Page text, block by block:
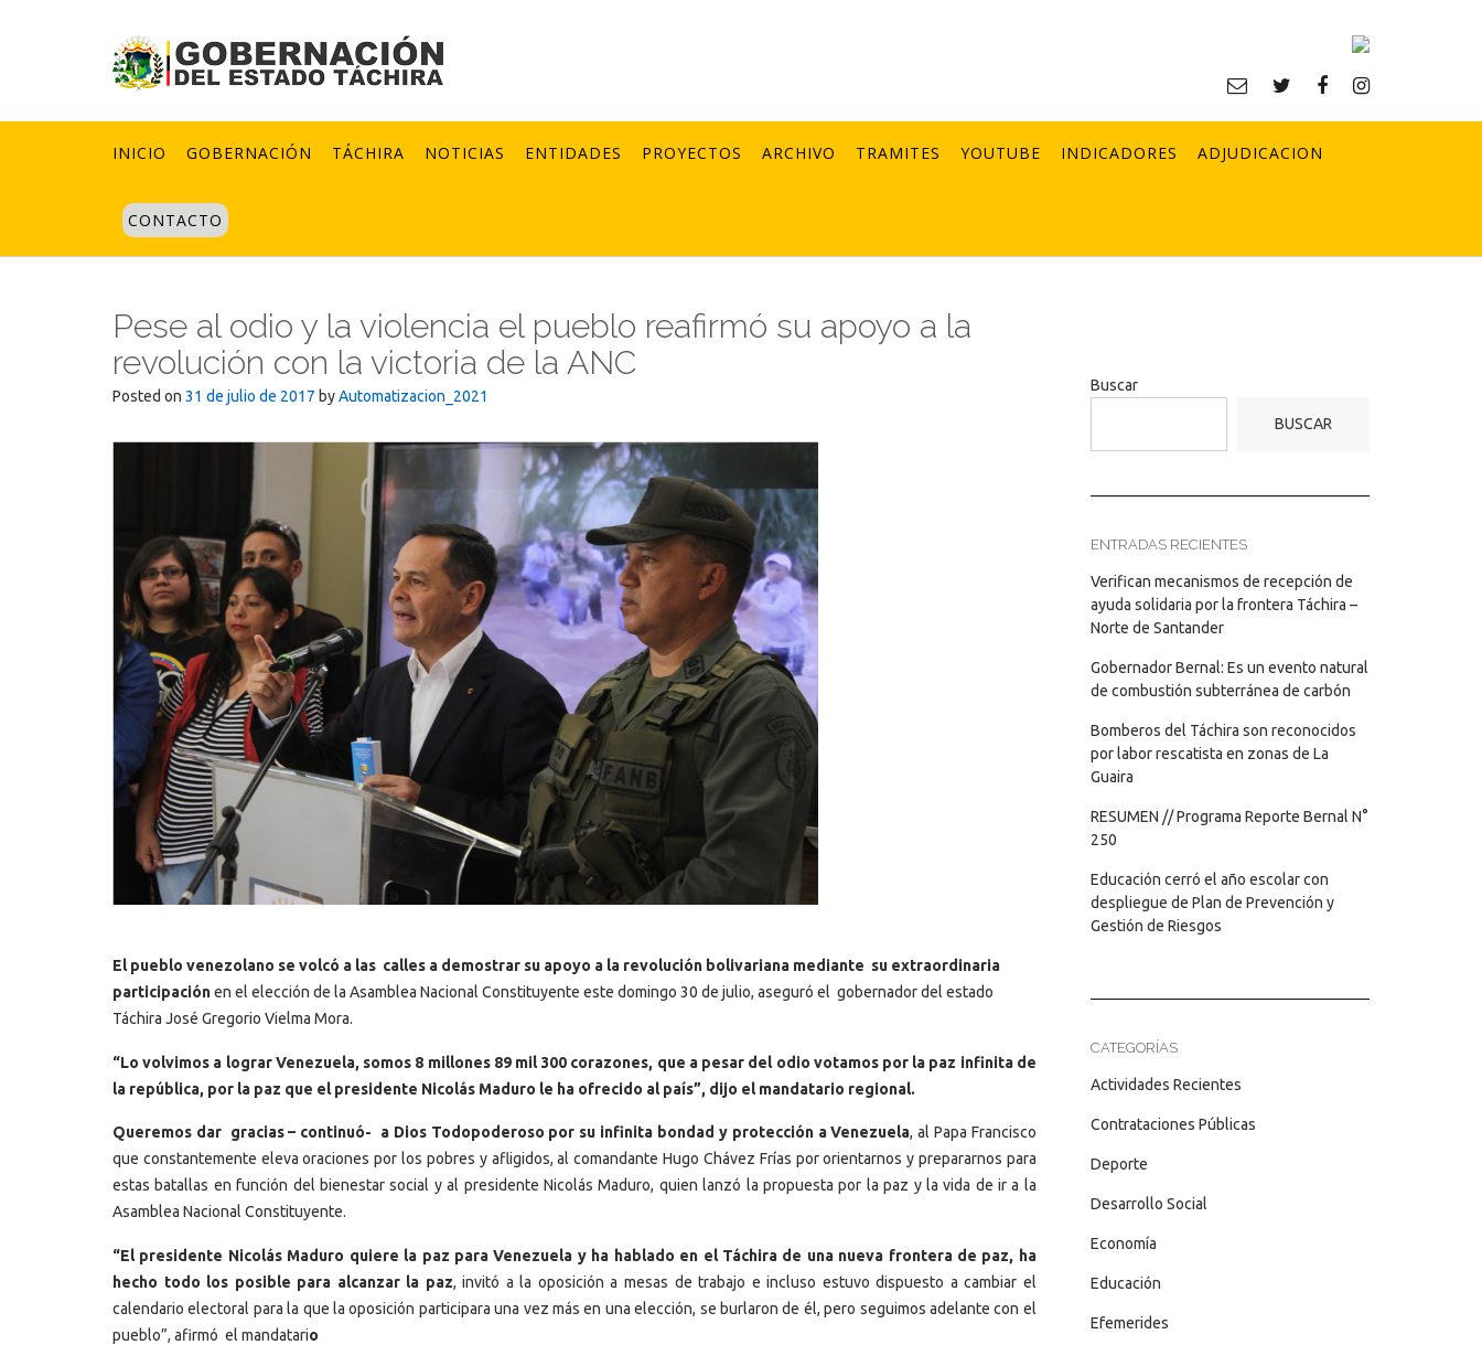
INICIO GOBERNACIÓN TÁCHIRA NOTICIAS ENTIDADES PROYECTOS ARCHIVO TRAMITES YOUTUBE INDICADORES ADJUDICACION
CONTACTO
Pese al odio y la violencia el pueblo reafirmó su apoyo a la
revolución con la victoria de la ANC
Posted on 31 de julio de 2017 byAutomatizacion_2021
El pueblo venezolano se volcó a las calles a demostrar su apoyo a la revolución bolivariana mediante su extraordinaria
participaciónen el elección de la Asamblea Nacional Constituyente este domingo 30 de julio, aseguró el gobernador del estado
Táchira José Gregorio Vielma Mora.
“Lo volvimos a lograr Venezuela, somos 8 millones 89 mil 300 corazones, que a pesar del odio votamos por la paz infinita de
la república, por la paz que el presidente Nicolás Maduro le ha ofrecido al país”, dijo el mandatario regional.
Queremos dar gracias – continuó- a Dios Todopoderoso por su infinita bondad y protección a Venezuela, al Papa Francisco
que constantemente eleva oraciones por los pobres y afligidos, al comandante Hugo Chávez Frías por orientarnos y prepararnos para
estas batallas en función del bienestar social y al presidente Nicolás Maduro, quien lanzó la propuesta por la paz y la vida de ir a la
Asamblea Nacional Constituyente.
“El presidente Nicolás Maduro quiere la paz para Venezuela y ha hablado en el Táchira de una nueva frontera de paz, ha
hecho todo los posible para alcanzar la paz, invitó a la oposición a mesas de trabajo e incluso estuvo dispuesto a cambiar el
calendario electoral para la que la oposición participara una vez más en una elección, se burlaron de él, pero seguimos adelante con el
pueblo”, afirmó el mandatario
Buscar
BUSCAR
ENTRADAS RECIENTES
Verifican mecanismos de recepción de
ayuda solidaria por la frontera Táchira –
Norte de Santander
Gobernador Bernal: Es un evento natural
de combustión subterránea de carbón
Bomberos del Táchira son reconocidos
por labor rescatista en zonas de La
Guaira
RESUMEN // Programa Reporte Bernal N°
250
Educación cerró el año escolar con
despliegue de Plan de Prevención y
Gestión de Riesgos
CATEGORÍAS
Actividades Recientes
Contrataciones Públicas
Deporte
Desarrollo Social
Economía
Educación
Efemerides